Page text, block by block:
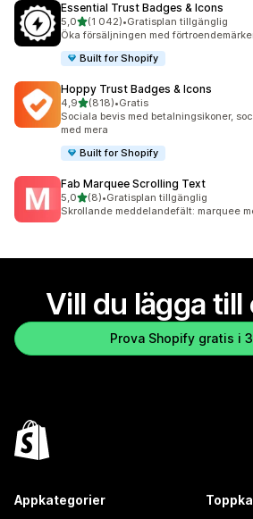
Essential Trust Badges & Icons
5,0av 5 stjärnor
(1 042)
1042 recensioner totalt
•Gratisplan tillgänglig
Öka försäljningen med
Built for Shopify
Hoppy Trust Badges & Icons
4,9av 5 stjärnor
(818)
818 recensioner totalt
•Gratis
Sociala bevis med betalningsikoner,
med mera
Built for Shopify
Fab Marquee Scrolling Text
5,0av 5 stjärnor
(8)
8 recensioner totalt
•Gratisplan tillgänglig
Skrollande meddelandefält: marquee
Vill du lägga till
Prova Shopify gratis i
Appkategorier